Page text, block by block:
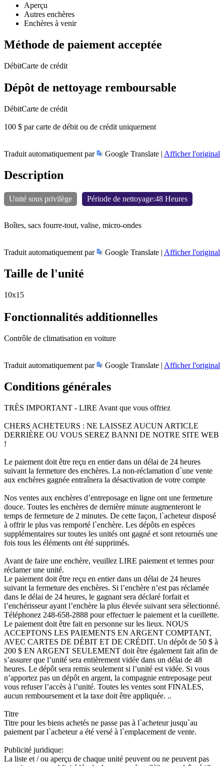
Aperçu
Autres enchères
Enchères à venir
Méthode de paiement acceptée
DébitCarte de crédit
Dépôt de nettoyage remboursable
DébitCarte de crédit
100 $ par carte de débit ou de crédit uniquement
Traduit automatiquement par Google Translate | Afficher l'original
Description
Unité sous privilège Période de nettoyage:48 Heures
Boîtes, sacs fourre-tout, valise, micro-ondes
Traduit automatiquement par Google Translate | Afficher l'original
Taille de l'unité
10x15
Fonctionnalités additionnelles
Contrôle de climatisation en voiture
Traduit automatiquement par Google Translate | Afficher l'original
Conditions générales
TRÈS IMPORTANT - LIRE Avant que vous offriez
CHERS ACHETEURS : NE LAISSEZ AUCUN ARTICLE
DERRIÈRE OU VOUS SEREZ BANNI DE NOTRE SITE WEB
!
Le paiement doit être reçu en entier dans un délai de 24 heures
suivant la fermeture des enchères. La non-réclamation d`une vente
aux enchères gagnée entraînera la désactivation de votre compte
Nos ventes aux enchères d’entreposage en ligne ont une fermeture
douce. Toutes les enchères de dernière minute augmenteront le
temps de fermeture de 2 minutes. De cette façon, l`acheteur disposé
à offrir le plus vas remporté l`enchère. Les dépôts en espèces
supplémentaires sur toutes les unités ont gagné et sont retournés une
fois tous les éléments ont été supprimés.
Avant de faire une enchère, veuillez LIRE paiement et termes pour
réclamer une unité.
Le paiement doit être reçu en entier dans un délai de 24 heures
suivant la fermeture des enchères. Si l’enchère n’est pas réclamée
dans le délai de 24 heures, le gagnant sera déclaré forfait et
l’enchérisseur ayant l’enchère la plus élevée suivant sera sélectionné.
Téléphonez 248-658-2888 pour effectuer le paiement et la cueillette.
Le paiement doit être fait en personne sur les lieux. NOUS
ACCEPTONS LES PAIEMENTS EN ARGENT COMPTANT,
AVEC CARTES DE DÉBIT ET DE CRÉDIT. Un dépôt de 50 $ à
200 $ EN ARGENT SEULEMENT doit être également fait afin de
s’assurer que l’unité sera entièrement vidée dans un délai de 48
heures. Le dépôt sera remis seulement si l’unité est vidée. Si vous
n’apportez pas un dépôt en argent, la compagnie entreposage peut
vous refuser l’accès à l’unité. Toutes les ventes sont FINALES,
aucun remboursement et la taxe doit être appliquée. ..
Titre
Titre pour les biens achetés ne passe pas à l`acheteur jusqu`au
paiement par l`acheteur a été versé à l`emplacement de vente.
Publicité juridique:
La liste et / ou aperçu de chaque unité peuvent ou ne peuvent pas